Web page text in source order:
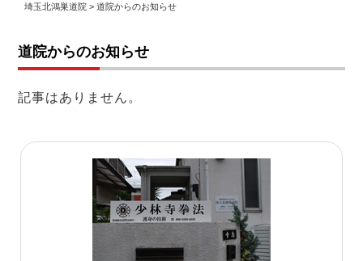
埼玉北鴻巣道院 > 道院からのお知らせ
道院からのお知らせ
記事はありません。